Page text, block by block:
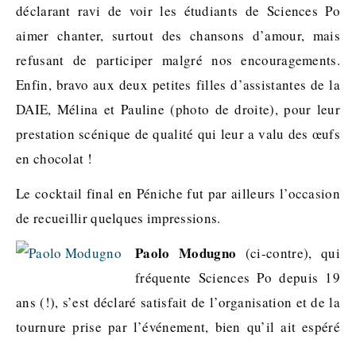
déclarant ravi de voir les étudiants de Sciences Po
aimer chanter, surtout des chansons d’amour, mais
refusant de participer malgré nos encouragements.
Enfin, bravo aux deux petites filles d’assistantes de la
DAIE, Mélina et Pauline (photo de droite), pour leur
prestation scénique de qualité qui leur a valu des œufs
en chocolat !
Le cocktail final en Péniche fut par ailleurs l’occasion
de recueillir quelques impressions.
Paolo Modugno (ci-contre), qui
fréquente Sciences Po depuis 19
ans (!), s’est déclaré satisfait de l’organisation et de la
tournure prise par l’événement, bien qu’il ait espéré